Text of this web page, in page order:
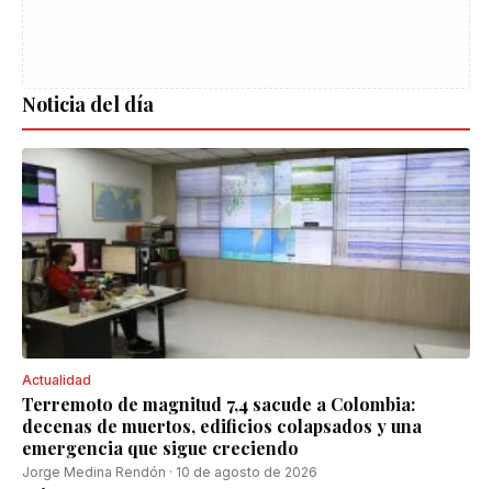
Noticia del día
Actualidad
Terremoto de magnitud 7,4 sacude a Colombia:
decenas de muertos, edificios colapsados y una
emergencia que sigue creciendo
Jorge Medina Rendón · 10 de agosto de 2026